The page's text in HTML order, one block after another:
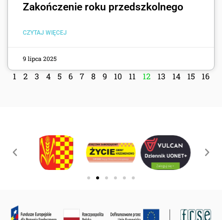
Zakończenie roku przedszkolnego
CZYTAJ WIĘCEJ
9 lipca 2025
1 2 3 4 5 6 7 8 9 10 11 12 13 14 15 16